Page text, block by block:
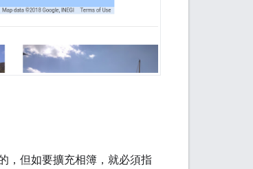
，但如要擴充相簿，就必須指